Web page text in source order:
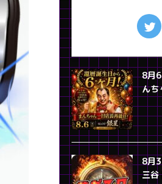
8月
んち
8月
三谷